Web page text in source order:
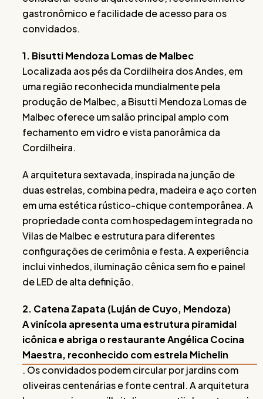
gastronômico e facilidade de acesso para os
convidados.
1. Bisutti Mendoza Lomas de Malbec
Localizada aos pés da Cordilheira dos Andes, em
uma região reconhecida mundialmente pela
produção de Malbec, a Bisutti Mendoza Lomas de
Malbec oferece um salão principal amplo com
fechamento em vidro e vista panorâmica da
Cordilheira.
A arquitetura sextavada, inspirada na junção de
duas estrelas, combina pedra, madeira e aço corten
em uma estética rústico-chique contemporânea. A
propriedade conta com hospedagem integrada no
Vilas de Malbec e estrutura para diferentes
configurações de cerimônia e festa. A experiência
inclui vinhedos, iluminação cênica sem fio e painel
de LED de alta definição.
2. Catena Zapata (Luján de Cuyo, Mendoza)
A vinícola apresenta uma estrutura piramidal
icônica e abriga o restaurante Angélica Cocina
Maestra, reconhecido com estrela Michelin
. Os convidados podem circular por jardins com
oliveiras centenárias e fonte central. A arquitetura